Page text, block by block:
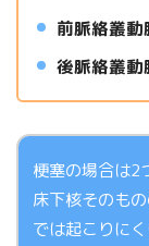
前脈絡叢
後脈絡叢動
梗塞の場合は2
床下核そのも
では起こりに